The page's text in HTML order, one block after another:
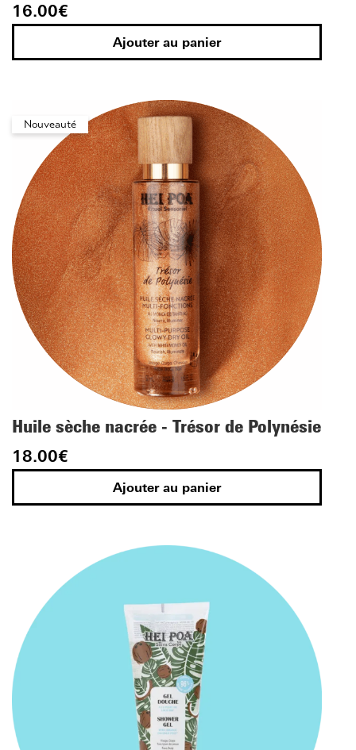
16.00€
Ajouter au panier
Nouveauté
Huile sèche nacrée - Trésor de Polynésie
18.00€
Ajouter au panier